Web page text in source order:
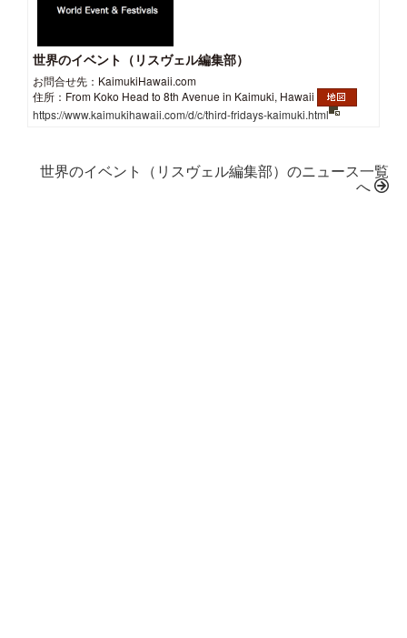
世界のイベント（リスヴェル編集部）
お問合せ先：KaimukiHawaii.com
住所：From Koko Head to 8th Avenue in Kaimuki, Hawaii
https://www.kaimukihawaii.com/d/c/third-fridays-kaimuki.html
世界のイベント（リスヴェル編集部）のニュース一覧
へ